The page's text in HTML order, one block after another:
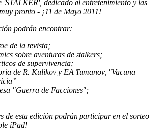
'STALKER', dedicado al entretenimiento y las
pronto - ¡11 de Mayo 2011!
podrán encontrar:
de la revista;
sobre aventuras de stalkers;
de supervivencia;
de R. Kulikov y EA Tumanov, "Vacuna
"Guerra de Facciones";
de esta edición podrán participar en el sorteo
iPad!